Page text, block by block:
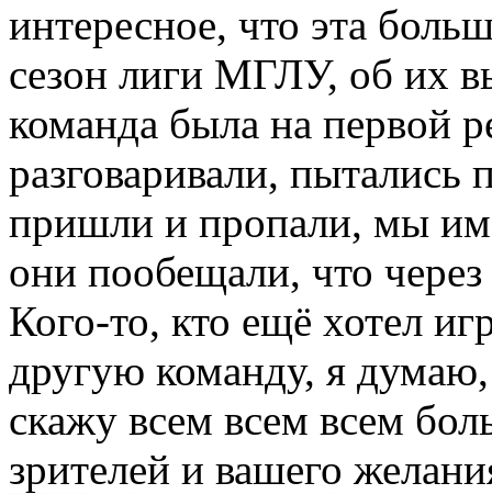
интересное, что эта
сезон лиги МГЛУ, об их
команда была на первой
разговаривали,
пришли и пропали, мы им
они пообещали, что
Кого-то, кто ещё хотел
другую команду, я
скажу всем всем всем
зрителей и вашего